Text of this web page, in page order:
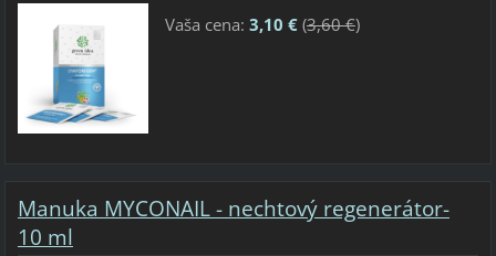
Vaša cena: 3,10 €(3,60 €)
Manuka MYCONAIL - nechtový regenerátor-
10 ml